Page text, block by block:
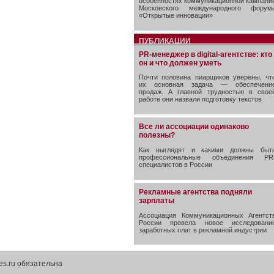
Московского международного
«Открытые инновации»
ПУБЛИКАЦИИ
PR-менеджер в digital-агентстве: кто
он и что должен уметь
Почти половина пиарщиков уверены,
их основная задача —
продаж. А главной трудностью в
работе они назвали подготовку текстов
Все ли ассоциации одинаково
полезны?
Как выглядят и какими должны
профессиональные объединения
специалистов в России
Рекламные агентства подняли
зарплаты
Ассоциация Коммуникационных
России провела новое
заработных плат в рекламной индустрии
обязательна